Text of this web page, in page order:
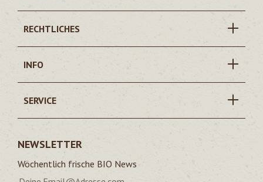
RECHTLICHES
INFO
SERVICE
NEWSLETTER
Wöchentlich frische BIO News